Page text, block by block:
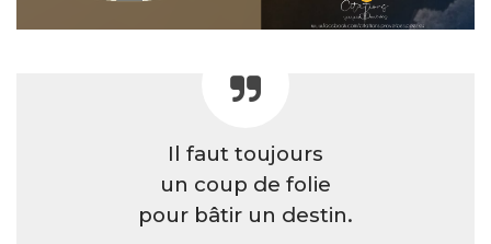
Il faut toujours
un coup de folie
pour bâtir un destin.